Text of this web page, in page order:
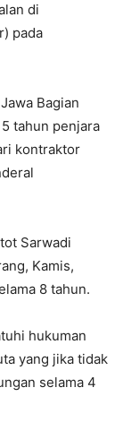
di
pada
Bagian
tahun penjara
kontraktor
Sarwadi
Kamis,
8 tahun.
hukuman
yang jika tidak
selama 4